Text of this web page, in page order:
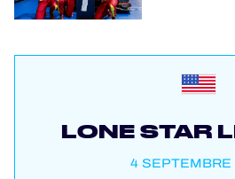
LONE STAR
4 SEPTEMBRE